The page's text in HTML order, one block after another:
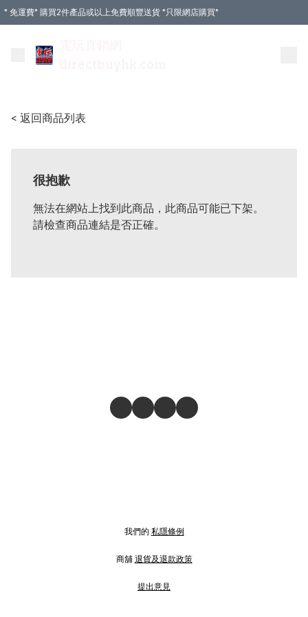
* 免運費* 購買2件產品或以上免費順豐送貨 *只限網店購買*
< 返回商品列表
很抱歉
無法在網站上找到此商品，此商品可能已下架。
請檢查商品連結是否正確。
我們的 私隱條例
商舖 退貨及退款政策
提出意見